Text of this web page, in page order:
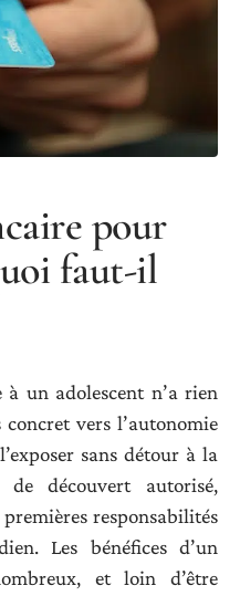
pour
faut-il
un adolescent n’a rien
concret vers l’autonomie
sans détour à la
découvert autorisé,
responsabilités
Les bénéfices d’un
et loin d’être